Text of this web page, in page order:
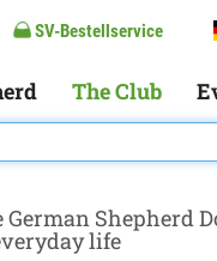
SV-Bestellservice
The Club
German Shepherd
life